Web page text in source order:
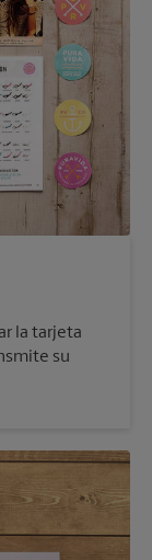
la tarjeta
su